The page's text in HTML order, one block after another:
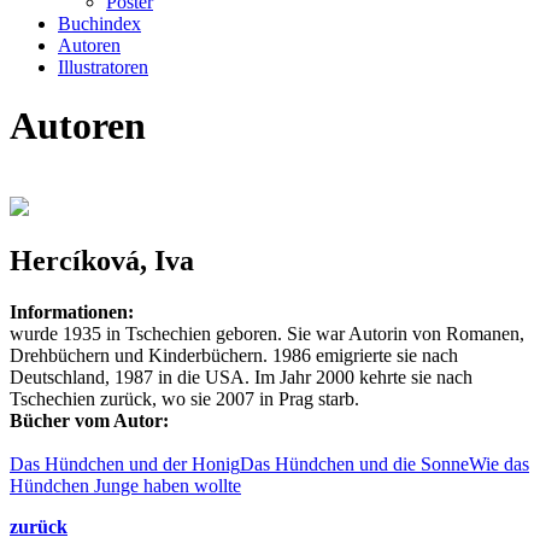
Buchindex
Autoren
Illustratoren
Autoren
Hercíková, Iva
Informationen:
wurde 1935 in Tschechien geboren. Sie war Autorin von Romanen,
Drehbüchern und Kinderbüchern. 1986 emigrierte sie nach
Deutschland, 1987 in die USA. Im Jahr 2000 kehrte sie nach
Tschechien zurück, wo sie 2007 in Prag starb.
Bücher vom Autor:
Das Hündchen und der HonigDas Hündchen und die SonneWie das
Hündchen Junge haben wollte
zurück